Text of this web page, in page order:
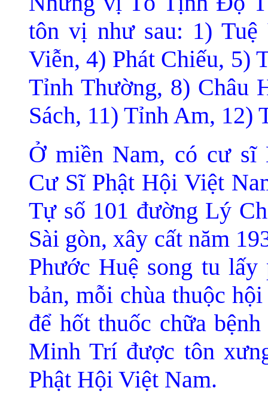
tôn vị như sau: 1)
Viễn, 4) Phát Chiếu, 5)
Tỉnh Thường, 8) Châu
Sách, 11) Tỉnh Am, 12)
Ở miền Nam, có cư
Cư Sĩ Phật Hội Việt
Tự số 101 đường Lý
Sài gòn, xây cất năm
Phước Huệ song tu lấy
bản, mỗi chùa thuộc
để hốt thuốc chữa
Minh Trí được tôn
Phật Hội Việt Nam.